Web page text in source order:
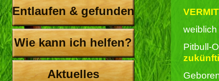
Entlaufen & gefunden
Wie kann ich helfen?
Aktuelles
weiblich
Pitbull-